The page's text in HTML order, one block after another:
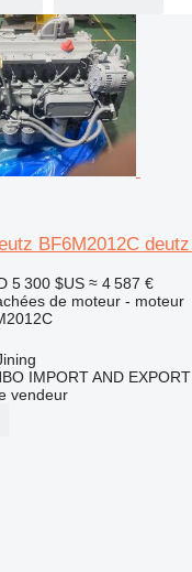
BF6M2012C
5 300 $US ≈ 4 587 €
de moteur - moteur
IMPORT AND EXPORT
vendeur